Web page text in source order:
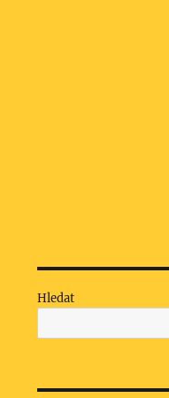
Hledat